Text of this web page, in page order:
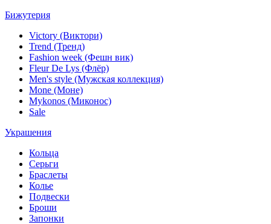
Бижутерия
Victory (Виктори)
Trend (Тренд)
Fashion week (Фешн вик)
Fleur De Lys (Флёр)
Men's style (Мужская коллекция)
Mone (Моне)
Mykonos (Миконос)
Sale
Украшения
Кольца
Серьги
Браслеты
Колье
Подвески
Броши
Запонки